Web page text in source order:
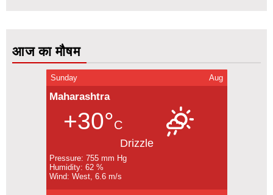
आज का मौषम
Sunday Aug
Maharashtra
+30°C
Drizzle
Pressure: 755 mm Hg
Humidity: 62 %
Wind: West, 6.6 m/s